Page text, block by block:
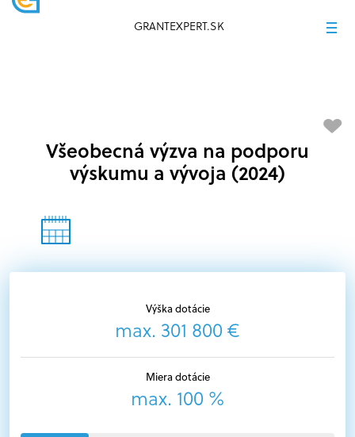
GRANTEXPERT.SK
Výška dotácie
max. 301 800 €
Miera dotácie
max. 100 %
Všeobecná výzva na podporu
výskumu a vývoja (2024)